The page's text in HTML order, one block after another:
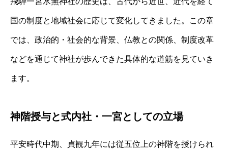
国の制度と地域社会に応じて変化してきました。この章
では、政治的・社会的な背景、仏教との関係、制度改革
などを通じて神社が歩んできた具体的な道筋を見ていき
ます。
神階授与と式内社・一宮としての立場
平安時代中期、貞観九年には従五位上の神階を授けられ